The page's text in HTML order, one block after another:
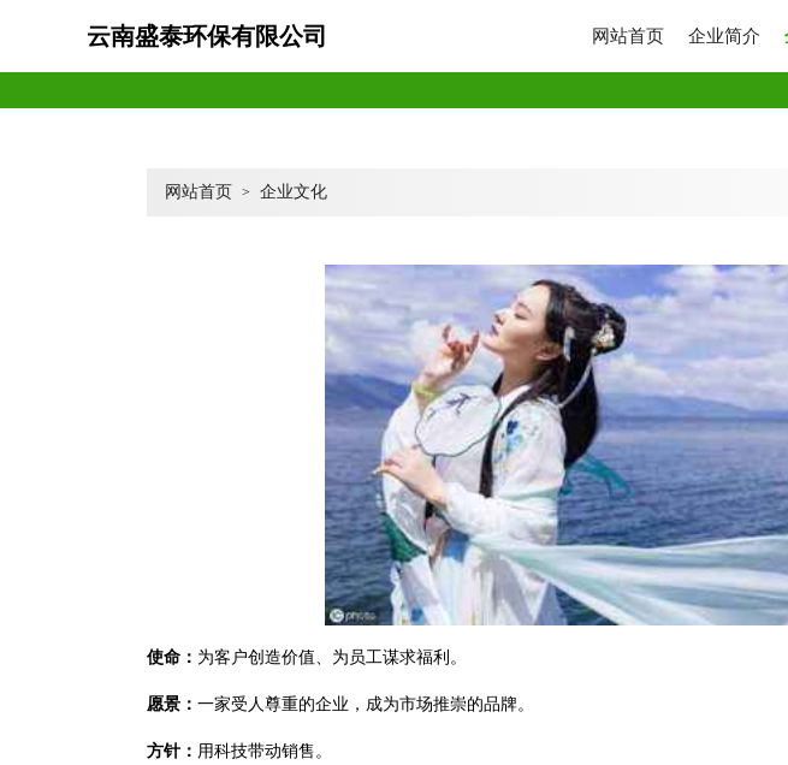
云南盛泰环保有限公司 网站首页 企业简介
网站首页 > 企业文化
使命： 为客户创造价值、为员工谋求福利。
愿景： 一家受人尊重的企业，成为市场推崇的品牌。
方针： 用科技带动销售。